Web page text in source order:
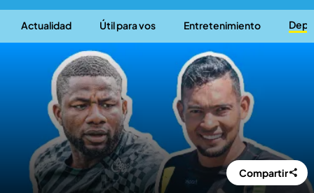
Actualidad Útil para vos Entretenimiento
Compartir